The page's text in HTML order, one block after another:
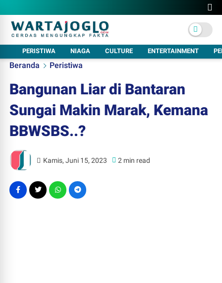
PERISTIWA NIAGA CULTURE ENTERTAINMENT
Beranda Peristiwa
Bangunan Liar di Bantaran
Sungai Makin Marak, Kemana
BBWSBS..?
Kamis, Juni 15, 2023 2 min read